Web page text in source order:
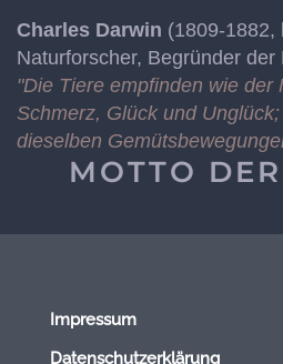
Charles Darwin (1809-1882,
Naturforscher, Begründer
"Die Tiere empfinden wie der
Schmerz, Glück und
dieselben
MOTTO
Impressum
Datenschutzerklärung